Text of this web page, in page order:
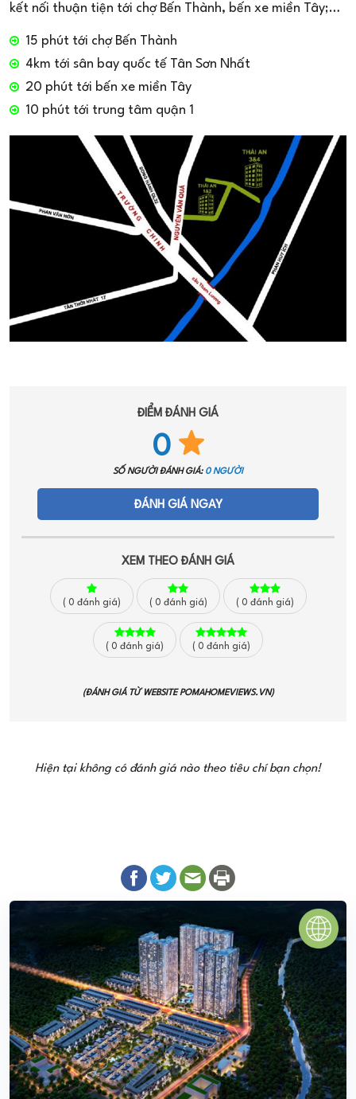
kết nối thuận tiện tới chợ Bến Thành, bến xe miền Tây;…
15 phút tới chợ Bến Thành
4km tới sân bay quốc tế Tân Sơn Nhất
20 phút tới bến xe miền Tây
10 phút tới trung tâm quận 1
ĐIỂM ĐÁNH GIÁ
0
SỐ NGƯỜI ĐÁNH GIÁ: 0 NGƯỜI
ĐÁNH GIÁ NGAY
XEM THEO ĐÁNH GIÁ
( 0 đánh giá) ( 0 đánh giá) ( 0 đánh giá)
( 0 đánh giá) ( 0 đánh giá)
(ĐÁNH GIÁ TỪ WEBSITEPOMAHOMEVIEWS.VN)
Hiện tại không có đánh giá nào theo tiêu chí bạn chọn!